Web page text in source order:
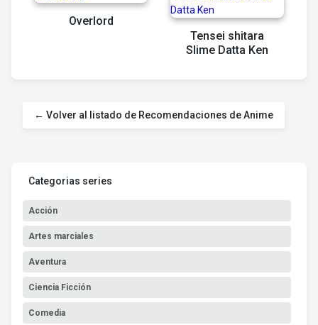
Overlord
Tensei shitara
Slime Datta Ken
← Volver al listado de Recomendaciones de Anime
Categorias series
Acción
Artes marciales
Aventura
Ciencia Ficción
Comedia